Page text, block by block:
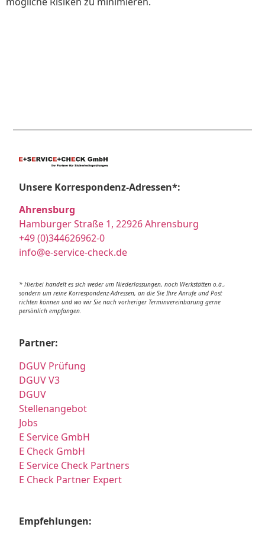
Unsere Korrespondenz-Adressen*:
Ahrensburg
Hamburger Straße 1, 22926 Ahrensburg
+49 (0)344626962-0
info@e-service-check.de
* Hierbei handelt es sich weder um Niederlassungen, noch Werkstätten o.ä.,
sondern um reine Korrespondenz-Adressen, an die Sie Ihre Anrufe und Post
richten können und wo wir Sie nach vorheriger Terminvereinbarung gerne
persönlich empfangen.
Partner:
DGUV Prüfung
DGUV V3
DGUV
Stellenangebot
Jobs
E Service GmbH
E Check GmbH
E Service Check Partners
E Check Partner Expert
Empfehlungen: